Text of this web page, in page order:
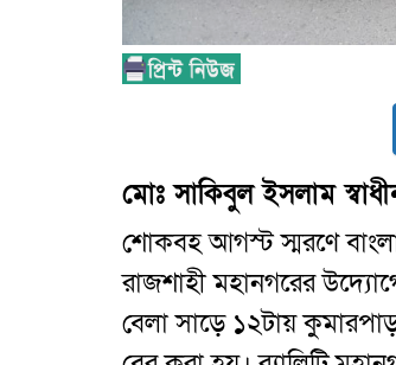
মোঃ সাকিবুল ইসলাম
শোকবহ আগস্ট স্মরণে
রাজশাহী মহানগরের
বেলা সাড়ে ১২টায়